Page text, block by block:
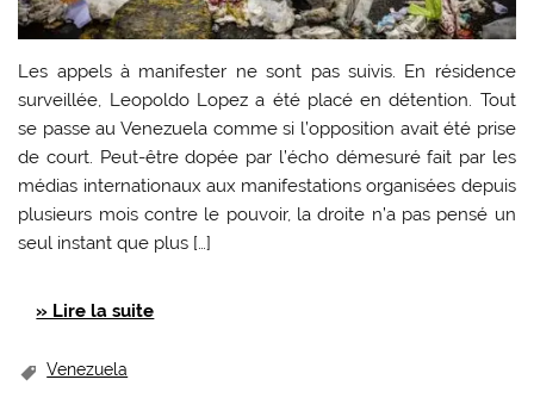
Les appels à manifester ne sont pas suivis. En résidence
surveillée, Leopoldo Lopez a été placé en détention. Tout
se passe au Venezuela comme si l’opposition avait été prise
de court. Peut-être dopée par l’écho démesuré fait par les
médias internationaux aux manifestations organisées depuis
plusieurs mois contre le pouvoir, la droite n’a pas pensé un
seul instant que plus […]
» Lire la suite
Venezuela